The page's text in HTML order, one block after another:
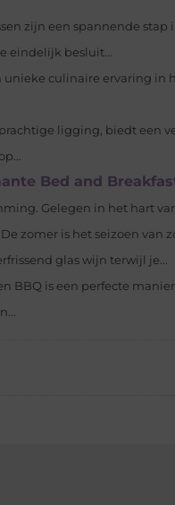
zijn een spannende stap
eindelijk besluit...
unieke culinaire ervaring in
ligging, biedt een
Bed and
Gelegen in het hart
De zomer is het seizoen van
glas wijn terwijl je...
BBQ is een perfecte